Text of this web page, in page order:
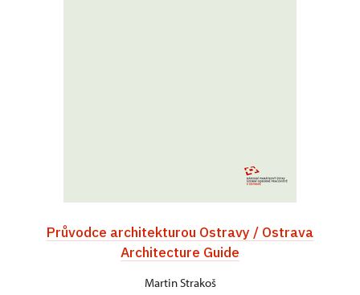
Průvodce architekturou Ostravy / Ostrava
Architecture Guide
Martin Strakoš